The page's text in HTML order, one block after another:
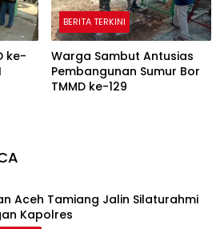
ke-
BERITA TERKINI
Warga Sambut Antusias
Pembangunan Sumur Bor
TMMD ke-129
Aceh Tamiang Jalin Silaturahmi
Kapolres